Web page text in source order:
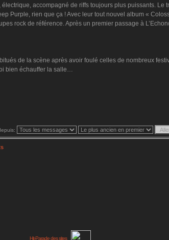
accompagné de riffs toujours plus puissants.
Purple, rien que ça ! Avec leur tout nouvel album «
rock de référence. Après un premier passage à
de la scène après avoir foulé celles de nombreux
bien échauffer la salle…